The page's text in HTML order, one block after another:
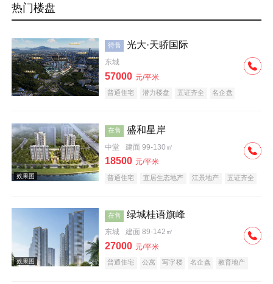
热门楼盘
待售 光大·天骄国际
东城
57000 元/平米
普通住宅 潜力楼盘 五证齐全 名企盘
在售 盛和星岸
中堂 建面 99-130㎡
18500 元/平米
普通住宅 宜居生态地产 江景地产 五证齐全
在售 绿城桂语旗峰
东城 建面 89-142㎡
27000 元/平米
普通住宅 公寓 写字楼 名企盘 教育地产